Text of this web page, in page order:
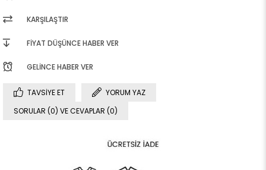
KARŞILAŞTIR
FIYAT DÜŞÜNCE HABER VER
GELINCE HABER VER
TAVSIYE ET
YORUM YAZ
SORULAR (0) VE CEVAPLAR (0)